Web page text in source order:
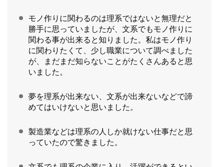
モノ作りに関わるのは理系ではないと無理だと
勝手に思っていましたが、文系でもモノ作りに
関わる事が出来ると知りました。私はモノ作り
に関わりたくて、少し職業について調べました
が、まだまだ知らないことがたくさんあると思
いました。
夢を理系が出来ない、文系が出来ないなどで諦
めてはいけないと思いました。
製造業などは理系の人しか就けない仕事だと思
っていたので驚きました。